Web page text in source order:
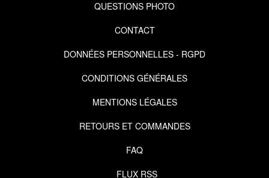
QUESTIONS PHOTO
CONTACT
DONNÉES PERSONNELLES - RGPD
CONDITIONS GÉNÉRALES
MENTIONS LÉGALES
RETOURS ET COMMANDES
FAQ
FLUX RSS